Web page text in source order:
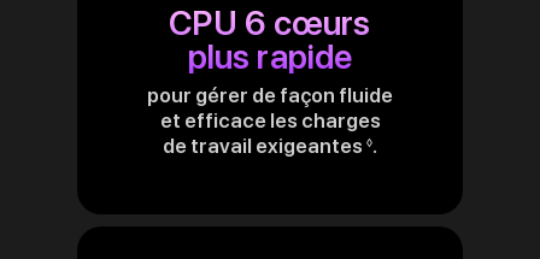
CPU 6 cœurs
plus rapide
pour gérer de façon fluide
et efficace les charges
de travail exigeantes ◊.
mentions
légales